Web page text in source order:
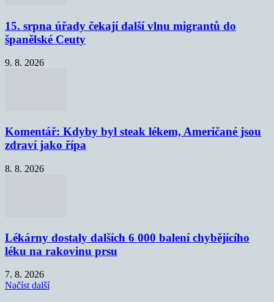
15. srpna úřady čekají další vlnu migrantů do
španělské Ceuty
9. 8. 2026
Komentář: Kdyby byl steak lékem, Američané jsou
zdraví jako řípa
8. 8. 2026
Lékárny dostaly dalších 6 000 balení chybějícího
léku na rakovinu prsu
7. 8. 2026
Načíst další